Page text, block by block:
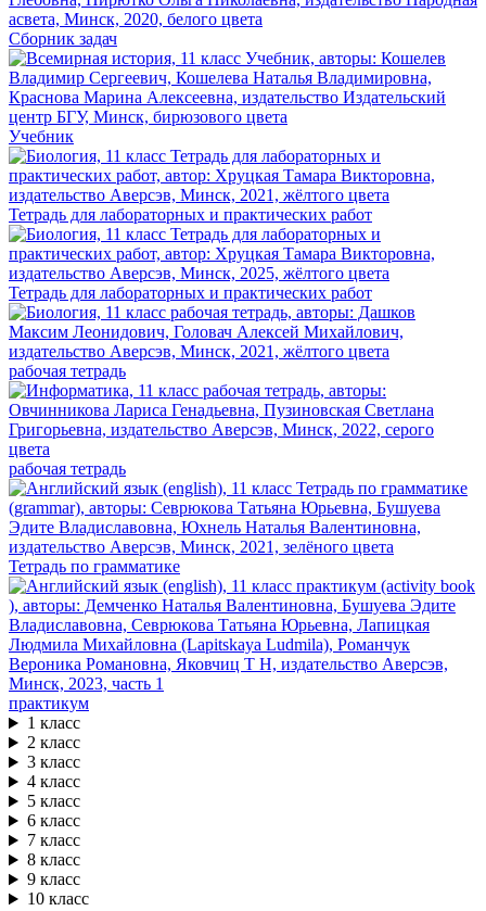
Сборник задач
Учебник
Тетрадь для лабораторных и практических работ
Тетрадь для лабораторных и практических работ
рабочая тетрадь
рабочая тетрадь
Тетрадь по грамматике
практикум
1 класс
2 класс
3 класс
4 класс
5 класс
6 класс
7 класс
8 класс
9 класс
10 класс